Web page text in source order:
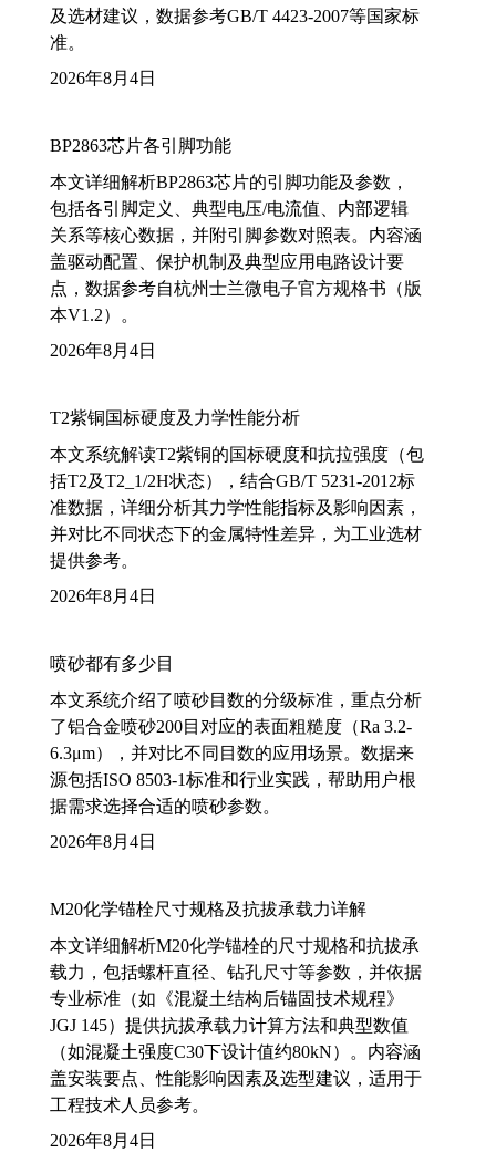
及选材建议，数据参考GB/T 4423-2007等国家标
准。
2026年8月4日
BP2863芯片各引脚功能
本文详细解析BP2863芯片的引脚功能及参数，
包括各引脚定义、典型电压/电流值、内部逻辑
关系等核心数据，并附引脚参数对照表。内容涵
盖驱动配置、保护机制及典型应用电路设计要
点，数据参考自杭州士兰微电子官方规格书（版
本V1.2）。
2026年8月4日
T2紫铜国标硬度及力学性能分析
本文系统解读T2紫铜的国标硬度和抗拉强度（包
括T2及T2_1/2H状态），结合GB/T 5231-2012标
准数据，详细分析其力学性能指标及影响因素，
并对比不同状态下的金属特性差异，为工业选材
提供参考。
2026年8月4日
喷砂都有多少目
本文系统介绍了喷砂目数的分级标准，重点分析
了铝合金喷砂200目对应的表面粗糙度（Ra 3.2-
6.3μm），并对比不同目数的应用场景。数据来
源包括ISO 8503-1标准和行业实践，帮助用户根
据需求选择合适的喷砂参数。
2026年8月4日
M20化学锚栓尺寸规格及抗拔承载力详解
本文详细解析M20化学锚栓的尺寸规格和抗拔承
载力，包括螺杆直径、钻孔尺寸等参数，并依据
专业标准（如《混凝土结构后锚固技术规程》
JGJ 145）提供抗拔承载力计算方法和典型数值
（如混凝土强度C30下设计值约80kN）。内容涵
盖安装要点、性能影响因素及选型建议，适用于
工程技术人员参考。
2026年8月4日